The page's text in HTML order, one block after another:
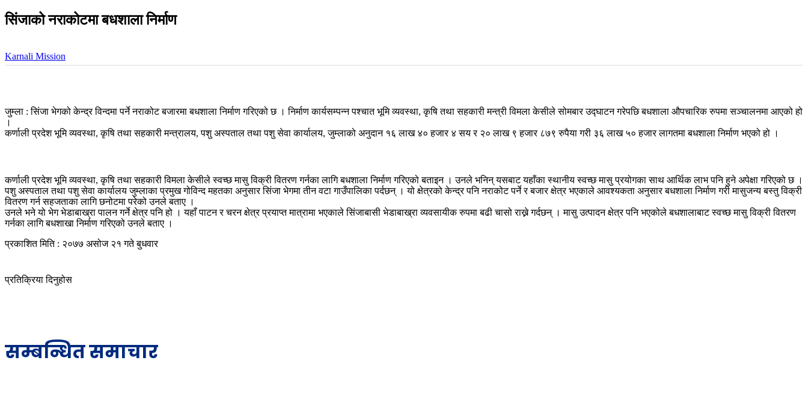
सिंजाको नराकोटमा बधशाला निर्माण
Karnali Mission
जुम्ला : सिंजा भेगको केन्द्र विन्दमा पर्ने नराकोट बजारमा बधशाला निर्माण गरिएको छ । निर्माण कार्यसम्पन्न पश्चात भूमि व्यवस्था, कृषि तथा सहकारी मन्त्री विमला केसीले सोमबार उद्घाटन गरेपछि बधशाला औपचारिक रुपमा सञ्चालनमा आएको हो
।
कर्णाली प्रदेश भूमि व्यवस्था, कृषि तथा सहकारी मन्त्रालय, पशु अस्पताल तथा पशु सेवा कार्यालय, जुम्लाको अनुदान १६ लाख ४० हजार ४ सय र २० लाख ९ हजार ८७९ रुपैया गरी ३६ लाख ५० हजार लागतमा बधशाला निर्माण भएको हो ।
कर्णाली प्रदेश भूमि व्यवस्था, कृषि तथा सहकारी विमला केसीले स्वच्छ मासु विक्री वितरण गर्नका लागि बधशाला निर्माण गरिएको बताइन । उनले भनिन् यसबाट यहाँका स्थानीय स्वच्छ मासु प्रयोगका साथ आर्थिक लाभ पनि हुने अपेक्षा गरिएको छ ।
पशु अस्पताल तथा पशु सेवा कार्यालय जुम्लाका प्रमुख गोविन्द महतका अनुसार सिंजा भेगमा तीन वटा गाउँपालिका पर्दछन् । यो क्षेत्रको केन्द्र पनि नराकोट पर्ने र बजार क्षेत्र भएकाले आवश्यकता अनुसार बधशाला निर्माण गरी मासुजन्य बस्तु विक्री
वितरण गर्न सहजताका लागि छनोटमा परेको उनले बताए ।
उनले भने यो भेग भेडाबाख्रा पालन गर्ने क्षेत्र पनि हो । यहाँ पाटन र चरन क्षेत्र प्रयाप्त मात्रामा भएकाले सिंजाबासी भेडाबाख्रा व्यवसायीक रुपमा बढी चासो राख्ने गर्दछन् । मासु उत्पादन क्षेत्र पनि भएकोले बधशालाबाट स्वच्छ मासु विक्री वितरण
गर्नका लागि बधशाखा निर्माण गरिएको उनले बताए ।
प्रकाशित मिति : २०७७ असोज २१ गते बुधवार
प्रतिक्रिया दिनुहोस
सम्बन्धित समाचार